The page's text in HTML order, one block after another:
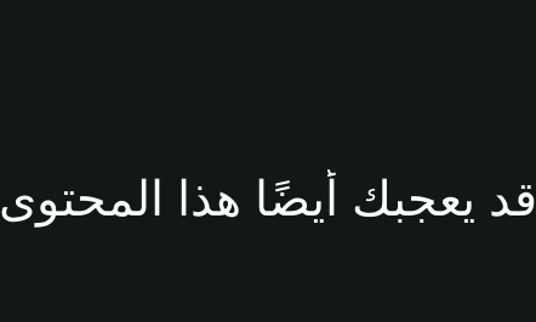
قد يعجبك أيضًا هذا المحتوى